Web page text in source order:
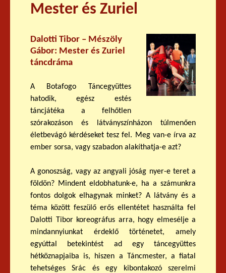
Mester és Zuriel
Dalotti Tibor – Mészöly
Gábor: Mester és Zuriel
táncdráma
A Botafogo Táncegyüttes
hatodik, egész estés
táncjátéka a felhőtlen
szórakozáson és látványszínházon túlmenően
életbevágó kérdéseket tesz fel. Meg van-e írva az
ember sorsa, vagy szabadon alakíthatja-e azt?
A gonoszság, vagy az angyali jóság nyer-e teret a
földön? Mindent eldobhatunk-e, ha a számunkra
fontos dolgok elhagynak minket? A látvány és a
téma között feszülő erős ellentétet használta fel
Dalotti Tibor koreográfus arra, hogy elmesélje a
mindannyiunkat érdeklő történetet, amely
egyúttal betekintést ad egy táncegyüttes
hétköznapjaiba is, hiszen a Táncmester, a fiatal
tehetséges Srác és egy kibontakozó szerelmi